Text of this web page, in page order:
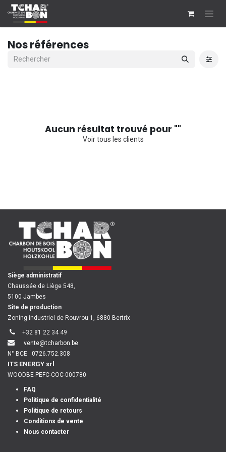
Se rendre au contenu
Nos références
Aucun résultat trouvé pour ""
Voir tous les clients
Siège administratif
Chaussée de Liège 548,
5100 Jambes
Site de production
Zoning industriel de Rouvrou 1, 6880 Bertrix
+32 81 22 34 49
vente@tcharbon.be
N° BCE
0726.752.308
ITS ENERGY srl
WOODBE-PEFC-COC-000780
FAQ
Politique de confidentialité
Politique de retours
Conditions de vente
Nous contacter